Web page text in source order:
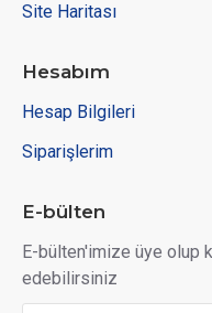
Site Haritası
Hesabım
Hesap Bilgileri
Siparişlerim
E-bülten
E-bülten'imize üye olup
edebilirsiniz